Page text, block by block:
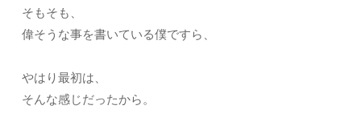
そもそも、
偉そうな事を書いている僕ですら、
やはり最初は、
そんな感じだったから。